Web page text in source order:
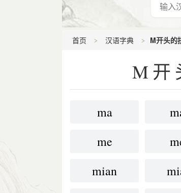
首页 汉语字典 M开头的
M开
ma
me
mian